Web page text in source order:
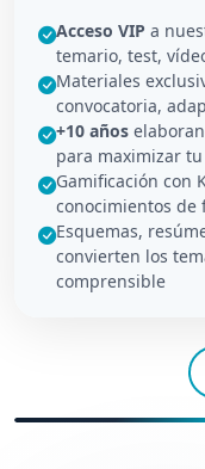
Acceso VIP a
temario, test,
Materiales
convocatoria,
+10 años
para maximizar
Gamificación con
conocimientos de
Esquemas,
convierten los
comprensible